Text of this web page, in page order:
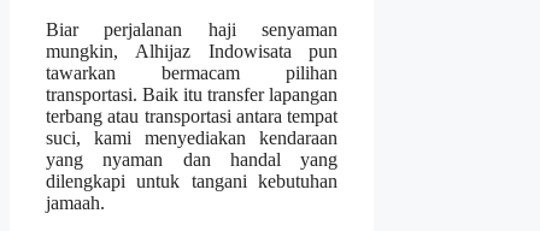
Biar perjalanan haji senyaman
mungkin, Alhijaz Indowisata pun
tawarkan bermacam pilihan
transportasi. Baik itu transfer lapangan
terbang atau transportasi antara tempat
suci, kami menyediakan kendaraan
yang nyaman dan handal yang
dilengkapi untuk tangani kebutuhan
jamaah.